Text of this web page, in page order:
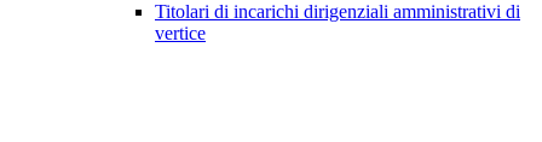
Titolari di incarichi dirigenziali amministrativi di
vertice